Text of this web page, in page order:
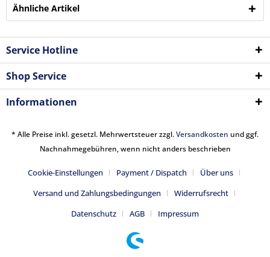
Ähnliche Artikel
Service Hotline
Shop Service
Informationen
* Alle Preise inkl. gesetzl. Mehrwertsteuer zzgl.Versandkosten und ggf.
Nachnahmegebühren, wenn nicht anders beschrieben
Cookie-Einstellungen Payment / Dispatch
Über uns
Versand und Zahlungsbedingungen
Widerrufsrecht
Datenschutz
AGB Impressum